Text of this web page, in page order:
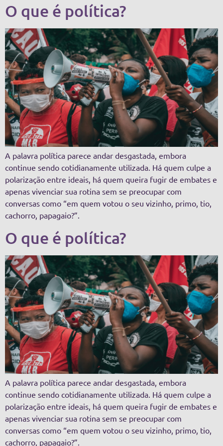
O que é política?
A palavra política parece andar desgastada, embora
continue sendo cotidianamente utilizada. Há quem culpe a
polarização entre ideais, há quem queira fugir de embates e
apenas vivenciar sua rotina sem se preocupar com
conversas como “em quem votou o seu vizinho, primo, tio,
cachorro, papagaio?”.
O que é política?
A palavra política parece andar desgastada, embora
continue sendo cotidianamente utilizada. Há quem culpe a
polarização entre ideais, há quem queira fugir de embates e
apenas vivenciar sua rotina sem se preocupar com
conversas como “em quem votou o seu vizinho, primo, tio,
cachorro, papagaio?”.